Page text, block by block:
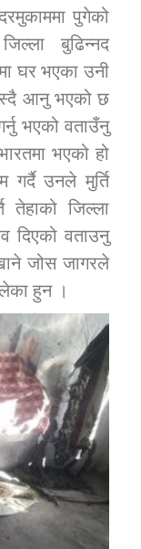
सूचना
सूचना
पुगेको
बुढिन्नद
घर भएका उनी
आनु भएको छ
भएको वताउँनु
भएको हो
गर्दै उनले मुर्ति
तेहाको जिल्ला
दिएको वताउनु
जोस जागरले
हुन ।